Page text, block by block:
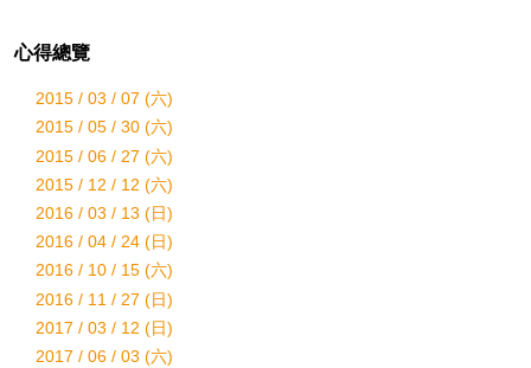
心得總覽
2015 / 03 / 07 (六)
2015 / 05 / 30 (六)
2015 / 06 / 27 (六)
2015 / 12 / 12 (六)
2016 / 03 / 13 (日)
2016 / 04 / 24 (日)
2016 / 10 / 15 (六)
2016 / 11 / 27 (日)
2017 / 03 / 12 (日)
2017 / 06 / 03 (六)